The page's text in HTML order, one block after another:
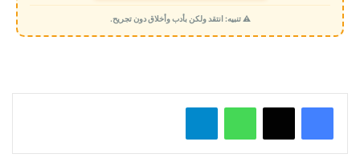
م
ي
⚠️ تنبيه: انتقد ولكن بأدب وأخلاق دون تجريح.
واتساب